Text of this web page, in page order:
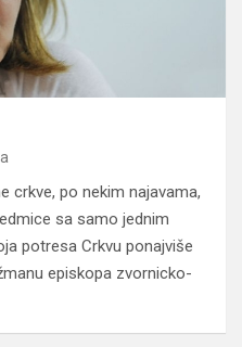
crkve, po nekim najavama,
sa samo jednim
potresa Crkvu ponajviše
episkopa zvornicko-